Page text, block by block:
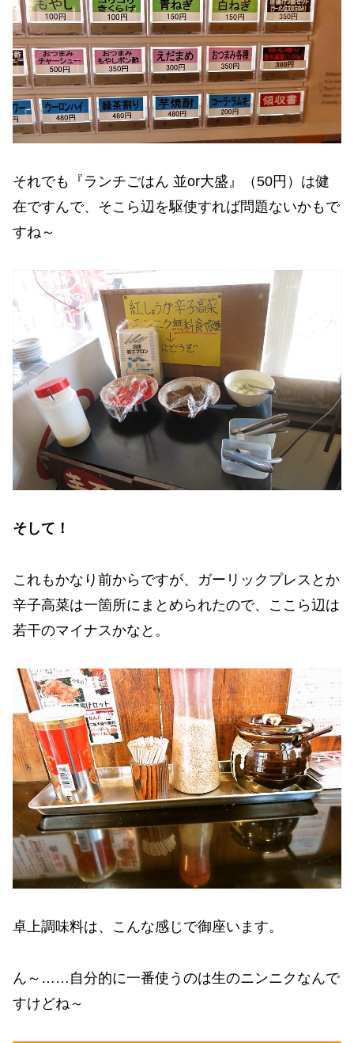
それでも『ランチごはん 並or大盛』（50円）は健
在ですんで、そこら辺を駆使すれば問題ないかもで
すね～
そして！
これもかなり前からですが、ガーリックプレスとか
辛子高菜は一箇所にまとめられたので、ここら辺は
若干のマイナスかなと。
卓上調味料は、こんな感じで御座います。
ん～……自分的に一番使うのは生のニンニクなんで
すけどね～